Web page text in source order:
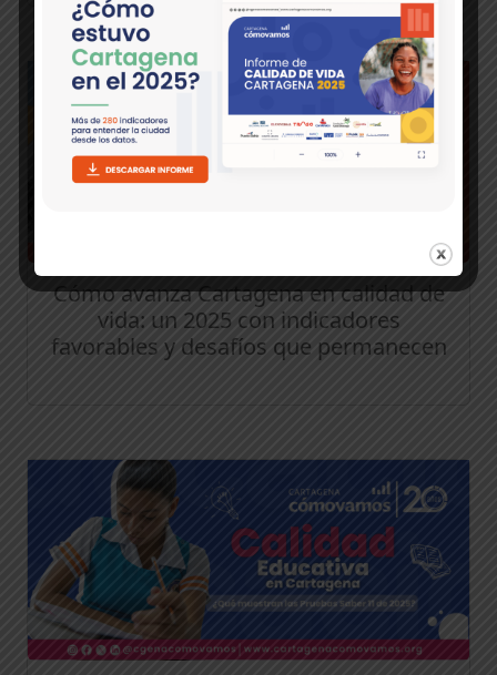
Cómo avanza Cartagena en calidad de
vida: un 2025 con indicadores
favorables y desafíos que permanecen